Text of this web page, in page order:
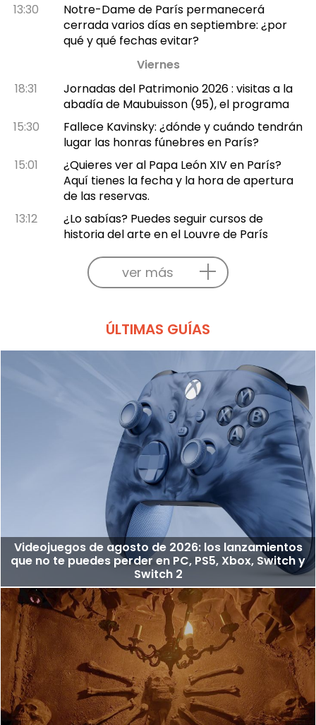
13:30
Notre-Dame de París permanecerá
cerrada varios días en septiembre: ¿por
qué y qué fechas evitar?
Viernes
18:31
Jornadas del Patrimonio 2026 : visitas a la
abadía de Maubuisson (95), el programa
15:30
Fallece Kavinsky: ¿dónde y cuándo tendrán
lugar las honras fúnebres en París?
15:01
¿Quieres ver al Papa León XIV en París?
Aquí tienes la fecha y la hora de apertura
de las reservas.
13:12
¿Lo sabías? Puedes seguir cursos de
historia del arte en el Louvre de París
ver más
ÚLTIMAS GUÍAS
Videojuegos de agosto de 2026: los lanzamientos
que no te puedes perder en PC, PS5, Xbox, Switch y
Switch 2